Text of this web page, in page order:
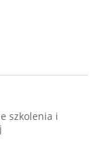
szkolenia i